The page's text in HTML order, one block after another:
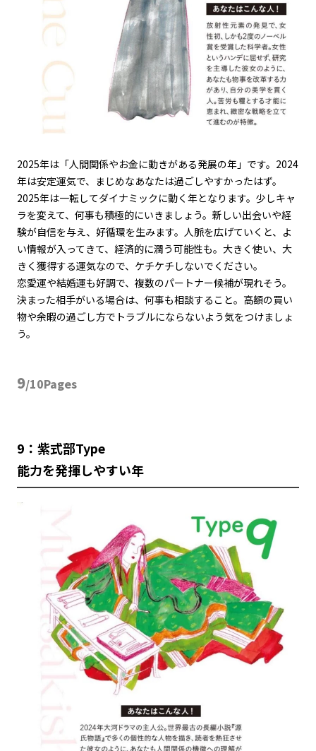
2025年は「人間関係やお金に動きがある発展の年」です。2024
年は安定運気で、まじめなあなたは過ごしやすかったはず。
2025年は一転してダイナミックに動く年となります。少しキャ
ラを変えて、何事も積極的にいきましょう。新しい出会いや経
験が自信を与え、好循環を生みます。人脈を広げていくと、よ
い情報が入ってきて、経済的に潤う可能性も。大きく使い、大
きく獲得する運気なので、ケチケチしないでください。
恋愛運や結婚運も好調で、複数のパートナー候補が現れそう。
決まった相手がいる場合は、何事も相談すること。高額の買い
物や余暇の過ごし方でトラブルにならないよう気をつけましょ
う。
9/10Pages
9：紫式部Type
能力を発揮しやすい年